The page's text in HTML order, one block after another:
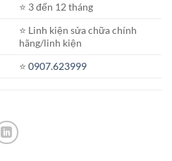
⭐️ 3 đến 12 tháng
⭐️ Linh kiện sửa chữa chính
hãng/linh kiện
⭐️0907.623999